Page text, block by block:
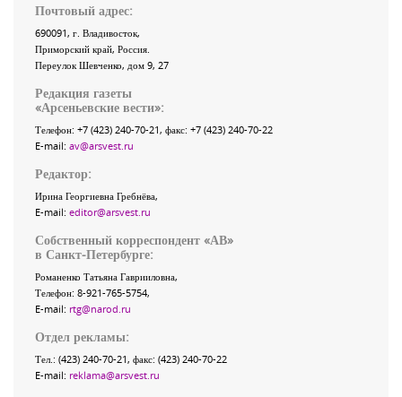
Почтовый адрес:
690091, г. Владивосток,
Приморский край, Россия
Переулок Шевченко, дом 9, 27
Редакция газеты
«Арсеньевские вести»:
Телефон: +7 (423) 240-70-21, факс: +7 (423) 240-70-22
E-mail: av@arsvest.ru
Редактор:
Ирина Георгиевна Гребнёва,
E-mail: editor@arsvest.ru
Собственный корреспондент «АВ»
в Санкт-Петербурге:
Романенко Татьяна Гаврииловна,
Телефон: 8-921-765-5754,
E-mail: rtg@narod.ru
Отдел рекламы:
Тел.: (423) 240-70-21, факс: (423) 240-70-22
E-mail: reklama@arsvest.ru